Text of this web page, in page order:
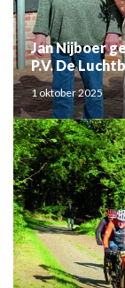
Jan Nijboer
P.V. De
1 oktober 2025